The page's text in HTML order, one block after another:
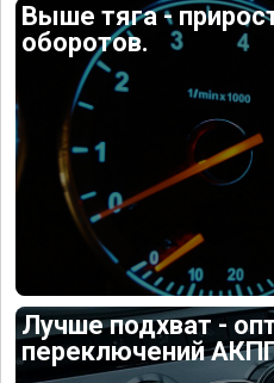
Выше тяга -
оборотов.
Лучше подхват -
переключений